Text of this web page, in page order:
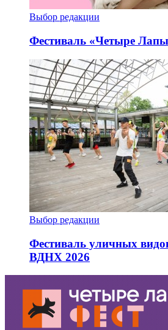
Выбор редакции
Фестиваль «Четыре
Выбор редакции
Фестиваль уличных
ВДНХ 2026